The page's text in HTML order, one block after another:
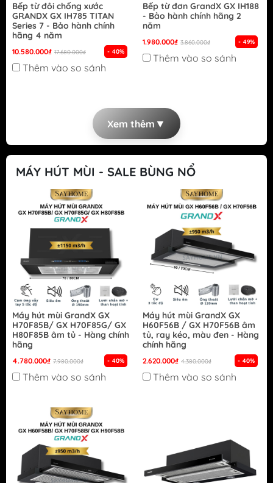
Bếp từ đôi chống xước
GRANDX GX IH785 TITAN
Series 7 - Bảo hành chính
hãng 4 năm
10.580.000₫ 17.680.000₫ - 40%
Thêm vào so sánh
Bếp từ đơn GrandX GX IH188
- Bảo hành chính hãng 2
năm
1.980.000₫ 3.860.000₫ - 49%
Thêm vào so sánh
Xem thêm ▼
MÁY HÚT MÙI - SALE BÙNG NỔ
Máy hút mùi GrandX GX
H70F85B/ GX H70F85G/ GX
H80F85B âm tủ - Hàng chính
hãng
4.780.000₫ 7.980.000₫ - 40%
Thêm vào so sánh
Máy hút mùi GrandX GX
H60F56B / GX H70F56B âm
tủ, ray kéo, màu đen - Hàng
chính hãng
2.620.000₫ 4.380.000₫ - 40%
Thêm vào so sánh